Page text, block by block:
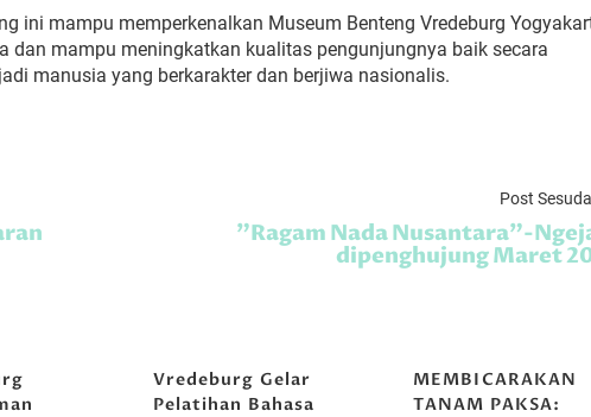
ini mampu memperkenalkan Museum Benteng Vredeburg
dan mampu meningkatkan kualitas pengunjungnya baik secara
manusia yang berkarakter dan berjiwa nasionalis.
Post
"Ragam Nada Nusantara"-
dipenghujung Maret
Vredeburg Gelar
Pelatihan Bahasa
MEMBICARAKAN
TANAM PAKSA: